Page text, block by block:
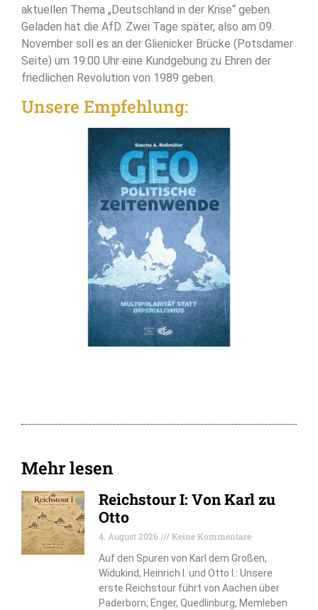
aktuellen Thema „Deutschland in der Krise“ geben.
Geladen hat die AfD. Zwei Tage später, also am 09.
November soll es an der Glienicker Brücke (Potsdamer
Seite) um 19:00 Uhr eine Kundgebung zu Ehren der
friedlichen Revolution von 1989 geben.
Unsere Empfehlung:
Mehr lesen
Reichstour I: Von Karl zu
Otto
4. August 2026
Keine Kommentare
Auf den Spuren von Karl dem Großen,
Widukind, Heinrich I. und Otto I.: Unsere
erste Reichstour führt von Aachen über
Paderborn, Enger, Quedlinburg, Memleben